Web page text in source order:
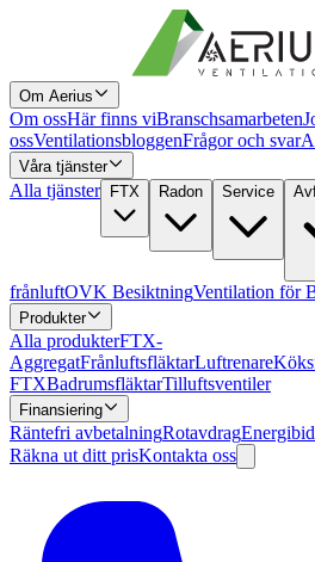
Om Aerius
Om ossHär finns viBranschsamarbeten
ossVentilationsbloggenFrågor och svar
Våra tjänster
Alla tjänster FTX Radon Service
frånluftOVK BesiktningVentilation för
Produkter
Alla produkterFTX-
AggregatFrånluftsfläktarLuftrenare
FTXBadrumsfläktarTilluftsventiler
Finansiering
Räntefri avbetalningRotavdrag
Räkna ut ditt prisKontakta oss